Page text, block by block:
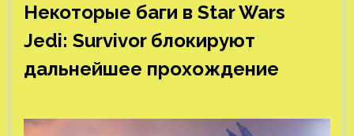
Некоторые баги в Star Wars
Jedi: Survivor блокируют
дальнейшее прохождение